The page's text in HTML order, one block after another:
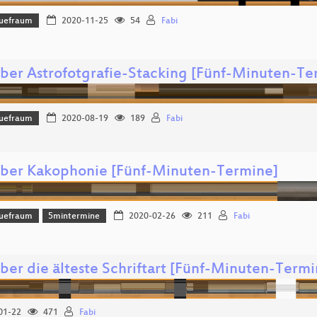
2020-11-25 54 Fabi
Astrofotgrafie-Stacking [Fünf-Minuten-
2020-08-19 189 Fabi
Kakophonie [Fünf-Minuten-Termine]
5mintermine 2020-02-26 211 Fabi
die älteste Schriftart [Fünf-Minuten-
22 471 Fabi